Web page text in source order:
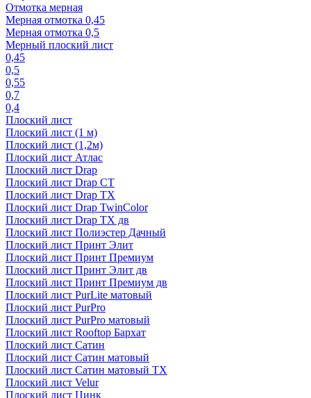
Отмотка мерная
Мерная отмотка 0,45
Мерная отмотка 0,5
Мерный плоский лист
0,45
0,5
0,55
0,7
0,4
Плоский лист
Плоский лист (1 м)
Плоский лист (1,2м)
Плоский лист Атлас
Плоский лист Drap
Плоский лист Drap СТ
Плоский лист Drap TX
Плоский лист Drap TwinColor
Плоский лист Drap ТХ дв
Плоский лист Полиэстер Дачный
Плоский лист Принт Элит
Плоский лист Принт Премиум
Плоский лист Принт Элит дв
Плоский лист Принт Премиум дв
Плоский лист PurLite матовый
Плоский лист PurPro
Плоский лист PurPro матовый
Плоский лист Rooftop Бархат
Плоский лист Сатин
Плоский лист Сатин матовый
Плоский лист Сатин матовый TX
Плоский лист Velur
Плоский лист Цинк